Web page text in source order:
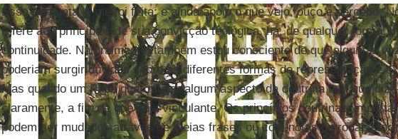
Essa pergunta já me foi feita; e ainda apoio o que vejo, ouço e percebo.
refere aos princípios de sua convicção teológica, há, de qualquer forma,
continuidade. Naturalmente, também estou consciente de que algumas
poderiam surgir dúvidas sobre as diferentes formas de representação e
Mas quando um Papa quer mudar algum aspecto da doutrina tem que
claramente, a fim de que seja vinculante. Os princípios doutrinais
podem ser mudados através de meias frases ou com notas de rodapé